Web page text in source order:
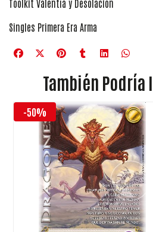
Toolkit Valentía y Desolación
Singles Primera Era Arma
También
-50%